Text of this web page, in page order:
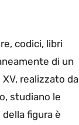
codici, libri
di un
realizzato da
studiano le
figura è